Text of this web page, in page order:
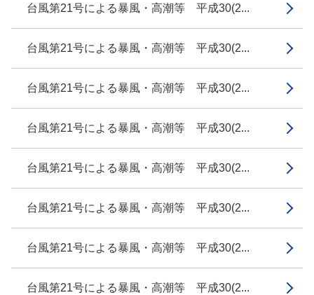
台風第21号による暴風・高潮等 平成30(2...
台風第21号による暴風・高潮等 平成30(2...
台風第21号による暴風・高潮等 平成30(2...
台風第21号による暴風・高潮等 平成30(2...
台風第21号による暴風・高潮等 平成30(2...
台風第21号による暴風・高潮等 平成30(2...
台風第21号による暴風・高潮等 平成30(2...
台風第21号による暴風・高潮等 平成30(2...